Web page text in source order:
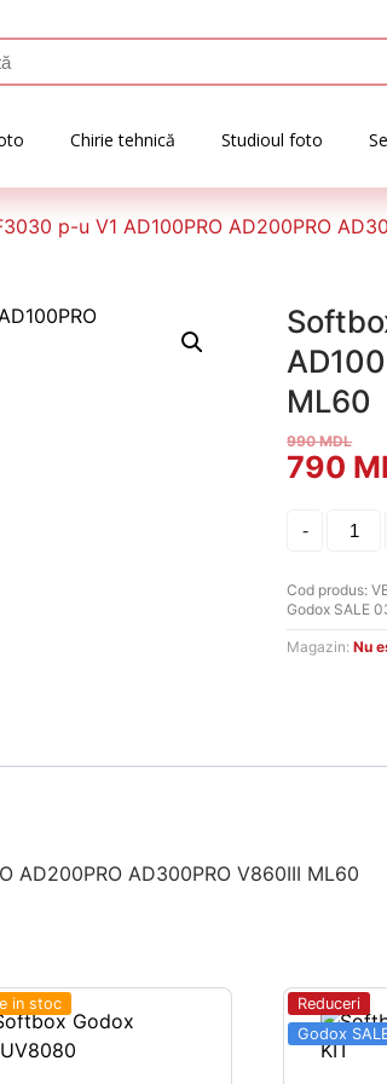
Chirie tehnică Studioul foto
p-u V1 AD100PRO AD200PRO
ML60
990MDL
Prețul
fost:
990
790
-
Softbox
p-
u
V1
Cod produs:
Godox SALE
Magazin:Nu
AD200PRO AD300PRO V860III ML60
in stoc
Reduceri
Godox